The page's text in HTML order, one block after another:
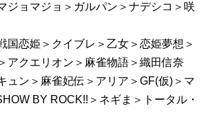
ジョマジョ＞ガルパン＞ナデシコ＞咲
国恋姫＞クイブレ＞乙女＞恋姫夢想＞
アクエリオン＞麻雀物語＞織田信奈
ュン＞麻雀妃伝＞アリア＞GF(仮)＞マ
BY ROCK!!＞ネギま＞トータル・